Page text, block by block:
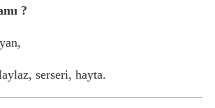
?
serseri, hayta.